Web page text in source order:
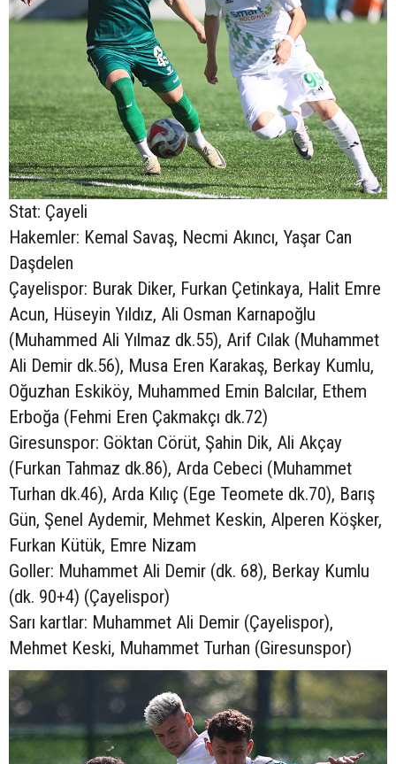
Stat: Çayeli
Hakemler: Kemal Savaş, Necmi Akıncı, Yaşar Can
Daşdelen
Çayelispor: Burak Diker, Furkan Çetinkaya, Halit Emre
Acun, Hüseyin Yıldız, Ali Osman Karnapoğlu
(Muhammed Ali Yılmaz dk.55), Arif Cılak (Muhammet
Ali Demir dk.56), Musa Eren Karakaş, Berkay Kumlu,
Oğuzhan Eskiköy, Muhammed Emin Balcılar, Ethem
Erboğa (Fehmi Eren Çakmakçı dk.72)
Giresunspor: Göktan Cörüt, Şahin Dik, Ali Akçay
(Furkan Tahmaz dk.86), Arda Cebeci (Muhammet
Turhan dk.46), Arda Kılıç (Ege Teomete dk.70), Barış
Gün, Şenel Aydemir, Mehmet Keskin, Alperen Köşker,
Furkan Kütük, Emre Nizam
Goller: Muhammet Ali Demir (dk. 68), Berkay Kumlu
(dk. 90+4) (Çayelispor)
Sarı kartlar: Muhammet Ali Demir (Çayelispor),
Mehmet Keski, Muhammet Turhan (Giresunspor)